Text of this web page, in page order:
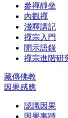
參禪靜坐
內觀禪
淺釋講記
禪宗入門
開示語錄
禪宗進階研
藏傳佛教
因果感應
認識因果
因果事蹟